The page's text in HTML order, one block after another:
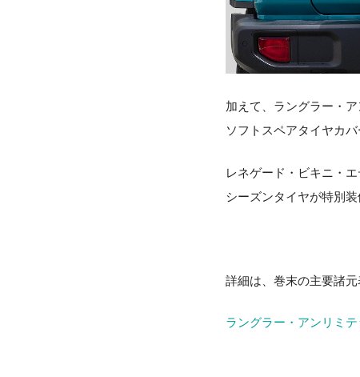
加えて、ラングラー・
ソフトスペアタイヤカバ
レネゲード・ビキニ・
シーズンタイヤが特別装
詳細は、巻末の主要諸
ラングラー・アンリミ